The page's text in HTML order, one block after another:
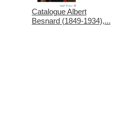
Catalogue Albert
Besnard (1849-1934),...